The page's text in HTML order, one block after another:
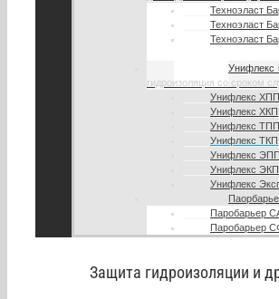
Техноэласт
Техноэласт
Техноэласт
Унифлекс
гидроизоляция со сроком
Унифлекс ХПП
Унифлекс ХКП
Унифлекс ТПП
Унифлекс ТКП
Унифлекс ЭПП
Унифлекс ЭКП
Унифлекс
Паробарьер
Паробарьер
Защита гидроизоляции и